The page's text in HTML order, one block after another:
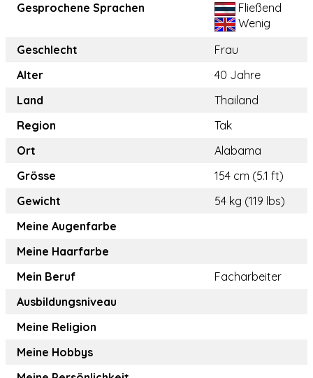
Gesprochene Sprachen
Fließend
Wenig
Geschlecht
Frau
Alter
40 Jahre
Land
Thailand
Region
Tak
Ort
Alabama
Grösse
154 cm (5.1 ft)
Gewicht
54 kg (119 lbs)
Meine Augenfarbe
Meine Haarfarbe
Mein Beruf
Facharbeiter
Ausbildungsniveau
Meine Religion
Meine Hobbys